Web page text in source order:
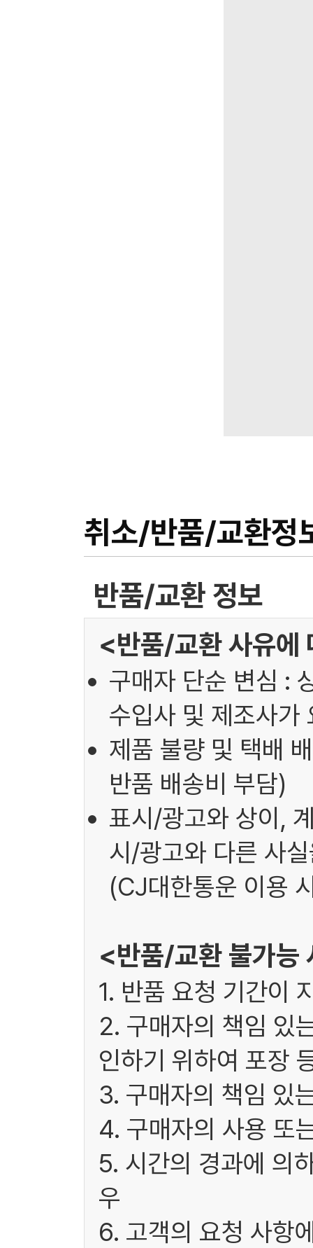
취소/반품/교환정
반품/교환 정보
<반품/교환 사유에
구매자 단순 변심 :
수입사 및 제조사가
제품 불량 및 택배
반품 배송비 부담)
표시/광고와 상이,
시/광고와 다른 사
(CJ대한통운 이용
<반품/교환 불가능
1. 반품 요청 기간이
2. 구매자의 책임 있
인하기 위하여 포장
3. 구매자의 책임 있
4. 구매자의 사용 또
5. 시간의 경과에 의
우
6. 고객의 요청 사항